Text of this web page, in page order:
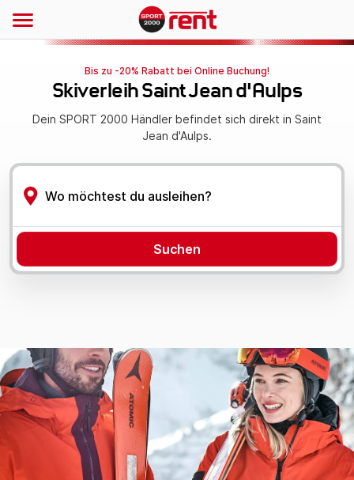
Bis zu -20% Rabatt bei Online Buchung!
Skiverleih Saint Jean d'Aulps
Dein SPORT 2000 Händler befindet sich direkt in Saint
Jean d'Aulps.